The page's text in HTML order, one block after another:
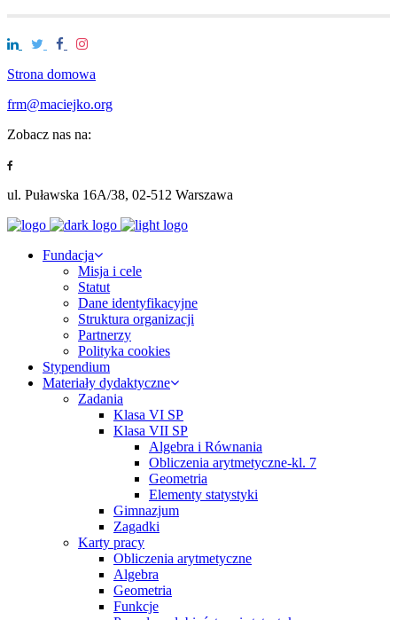
Strona domowa
frm@maciejko.org
Zobacz nas na:
ul. Puławska 16A/38, 02-512 Warszawa
Fundacja
Misja i cele
Statut
Dane identyfikacyjne
Struktura organizacji
Partnerzy
Polityka cookies
Stypendium
Materiały dydaktyczne
Zadania
Klasa VI SP
Klasa VII SP
Algebra i Równania
Obliczenia arytmetyczne-kl. 7
Geometria
Elementy statystyki
Gimnazjum
Zagadki
Karty pracy
Obliczenia arytmetyczne
Algebra
Geometria
Funkcje